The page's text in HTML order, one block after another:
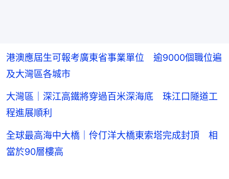
港澳應屆生可報考廣東省事業單位 逾9000個職位遍
及大灣區各城市
大灣區｜深江高鐵將穿過百米深海底 珠江口隧道工
程進展順利
全球最高海中大橋｜伶仃洋大橋東索塔完成封頂 相
當於90層樓高